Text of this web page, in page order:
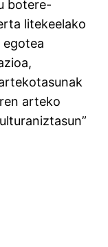
botere-
litekeelako
arteko